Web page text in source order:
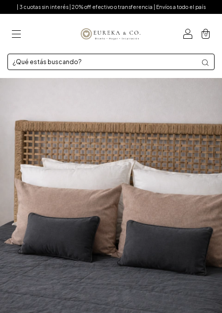
| 3 cuotas sin interés | 20% off efectivo o transferencia | Envíos a todo el país
0